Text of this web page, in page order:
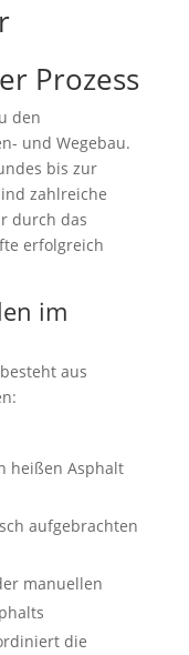
Prozess
den
und Wegebau.
bis zur
zahlreiche
durch das
erfolgreich
im
aus
heißen Asphalt
aufgebrachten
manuellen
die